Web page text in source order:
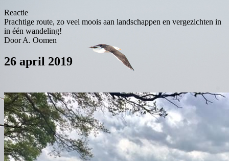
Reactie
Prachtige route, zo veel moois aan landschappen en vergezichten in
in één wandeling!
Door A. Oomen
26 april 2019